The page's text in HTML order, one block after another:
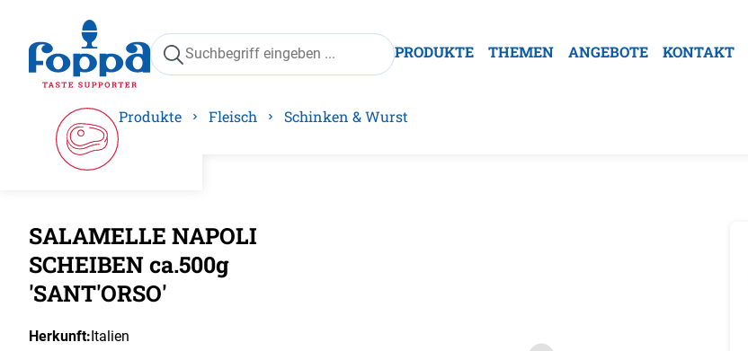
Zur Hauptnavigation springen
PRODUKTE THEMEN ANGEBOTE KONTAKT
Produkte Fleisch Schinken & Wurst
SALAMELLE NAPOLI
SCHEIBEN ca.500g
'SANT'ORSO'
Herkunft:Italien